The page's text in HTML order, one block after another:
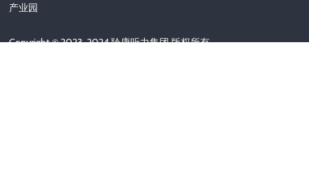
产业园
Copyright © 2023-2024 聆康听力集团 版权所有